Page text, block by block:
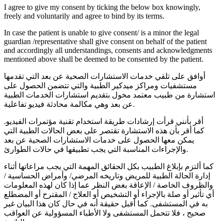
I agree to give my consent by ticking the below box knowingly,
freely and voluntarily and agree to bind by its terms.
In case the patient is unable to give consent/ is a minor the legal
guardian /representative shall give consent on behalf of the patient
and accordingly all understandings, consents and acknowledgments
mentioned above shall be deemed to be consented by the patient.
أوافق على تلقي خدمات الاستشارات الصحية عن بعد التي تقدمها
مستشفيات ومراكز ميدكير الطبية والتي تتضمن الحصول على
استشارة من طبيب معتمد مخول بتقديم استشارات الخدمات الطبية
عن بعد وهي مكالمة محادثة فيديو تفاعلية.
أقر بأنني قرأت إرشادات طريقة استخدام تقنية مؤتمرات الفيديو.
كما أقر بأن هذه الاستشارة تقتصر على بعض الحالات الطبية التي
يمكن معها الحصول على خدمات الاستشارات الصحية عن بعد
والإجراءات المناسبة التي يجب تطبيقها في حالات الطوارئ.
كما ألتزم بإبلاغ الطبيب بكل الحقائق المهمة التي يجب مراعاتها أثناء
إدارة الحالة الطبية للمريض وتاريخه المرضي/ وأمراض الحساسية /
والظروف الخاصة / الإعاقة بغض النظر عما إذا كان لهذه المعلومات
أي تأثير أو صلة بالإجراء أو التشخيص أو العلاج / المقترح أو المضطلع
به في المستشفى. كما أقبل حقيقة أنه في حال كان هذا البيان غير
صحيح ، فلا تتحمل المستشفى ولا الأطباء المسؤولية عن العواقب